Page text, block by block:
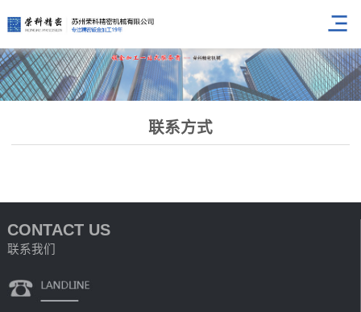
联系方式
CONTACT US
联系我们